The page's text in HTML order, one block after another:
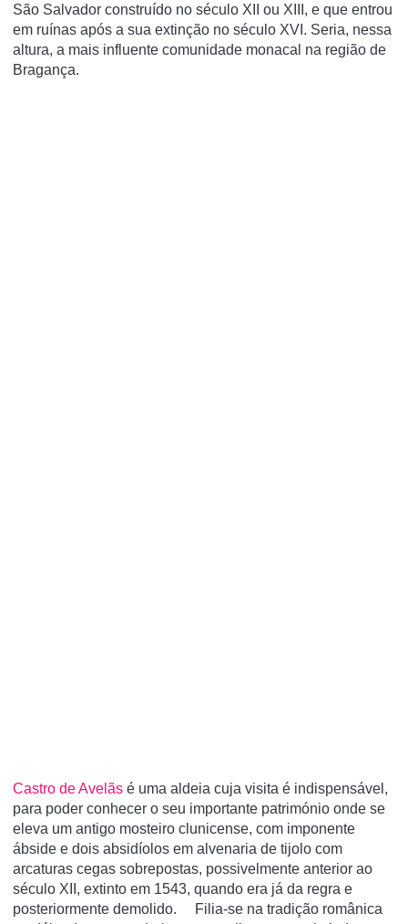
São Salvador construí­do no século XII ou XIII, e que entrou
em ruí­nas após a sua extinção no século XVI. Seria, nessa
altura, a mais influente comunidade monacal na região de
Bragança.
Castro de Avelãs é uma aldeia cuja visita é indispensável,
para poder conhecer o seu importante património onde se
eleva um antigo mosteiro clunicense, com imponente
ábside e dois absidíolos em alvenaria de tijolo com
arcaturas cegas sobrepostas, possivelmente anterior ao
século XII, extinto em 1543, quando era já da regra e
posteriormente demolido. Filia-se na tradição românica